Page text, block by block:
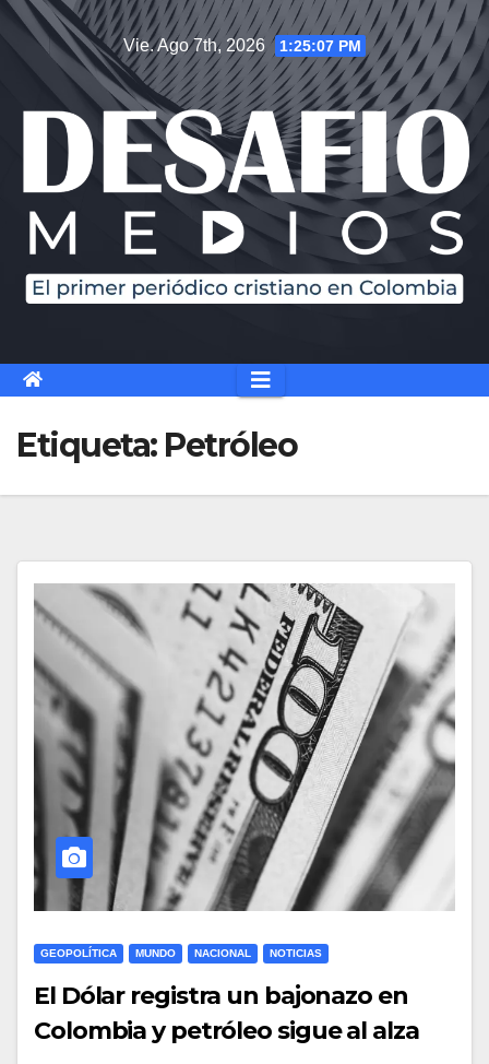
Saltar
contenido
Vie. Ago 7th, 2026 1:25:07 PM
Etiqueta: Petróleo
GEOPOLÍTICA MUNDO NACIONAL NOTICIAS
El Dólar registra un bajonazo en
Colombia y petróleo sigue al alza